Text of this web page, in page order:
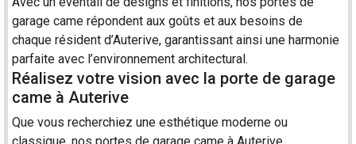
garage came répondent aux goûts et aux besoins de
chaque résident d’Auterive, garantissant ainsi une harmonie
parfaite avec l’environnement architectural.
Réalisez votre vision avec la porte de garage
came à Auterive
Que vous recherchiez une esthétique moderne ou